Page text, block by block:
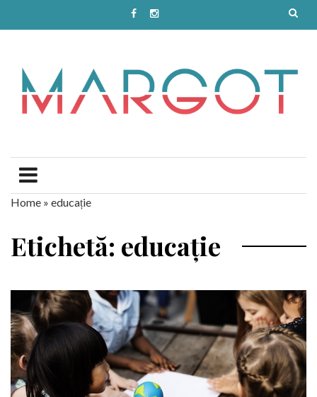
Home » educație
Etichetă: educație